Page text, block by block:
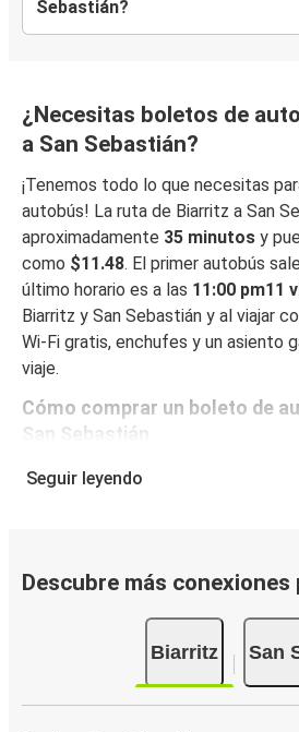
Sebastián?
¿Necesitas boletos de
a San Sebastián?
¡Tenemos todo lo que necesitas
autobús! La ruta de Biarritz a San
aproximadamente 35 minutos y
como $11.48. El primer autobús
último horario es a las 11:00 pm11
Biarritz y San Sebastián y al viajar
Wi-Fi gratis, enchufes y un asiento
viaje.
Cómo comprar un boleto de
San Sebastián
Reservar un boleto con FlixBus es
diferentes formas de pago en línea
Seguir leyendo
Descubre más conexiones
Biarritz San